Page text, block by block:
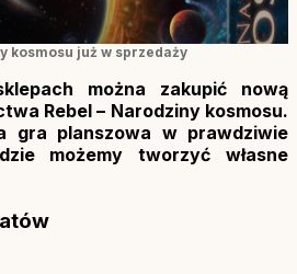
kosmosu już w sprzedaży
można zakupić nową
Rebel – Narodziny kosmosu.
gra planszowa w prawdziwie
możemy tworzyć własne